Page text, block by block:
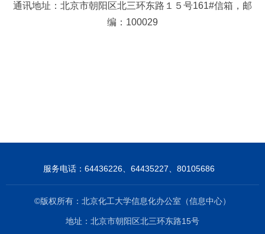
通讯地址：北京市朝阳区北三环东路１５号161#信箱， 邮
编：100029
服务电话：64436226、64435227、80105686
©版权所有：北京化工大学信息化办公室（信息中心）
地址：北京市朝阳区北三环东路15号